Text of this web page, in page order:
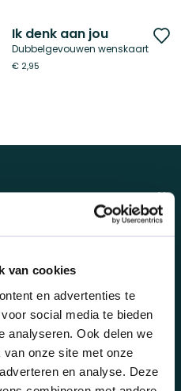
van cookies
en advertenties te
social media te bieden
analyseren. Ook delen we
onze site met onze
en analyse. Deze
toe
aan
Ik denk aan jou
Dubbelgevouwen wenskaart
€ 2,95